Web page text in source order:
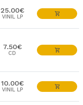
25.00€
VINIL LP
7.50€
CD
10.00€
VINIL LP